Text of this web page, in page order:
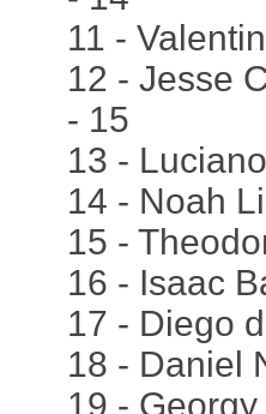
11 -
12 - Jesse
- 15
13 -
14 - Noah
15 -
16 - Isaac
17 - Diego
18 - Daniel
19 -